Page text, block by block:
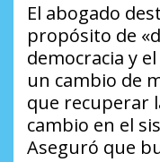
El abogado
propósito de
democracia y
un cambio de
que recuperar
cambio en el
Aseguró que